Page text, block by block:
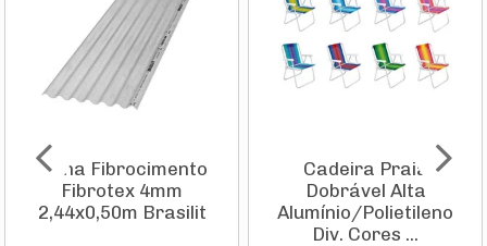
Telha Fibrocimento
Fibrotex 4mm
2,44x0,50m Brasilit
Cadeira Praia
Dobrável Alta
Alumínio/Polietileno
Div. Cores ...